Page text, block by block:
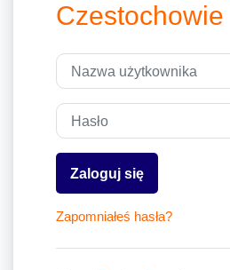
Czestochowie
Pomiń tworzenie nowego konta
Nazwa użytkownika
Hasło
Zaloguj się
Zapomniałeś hasła?